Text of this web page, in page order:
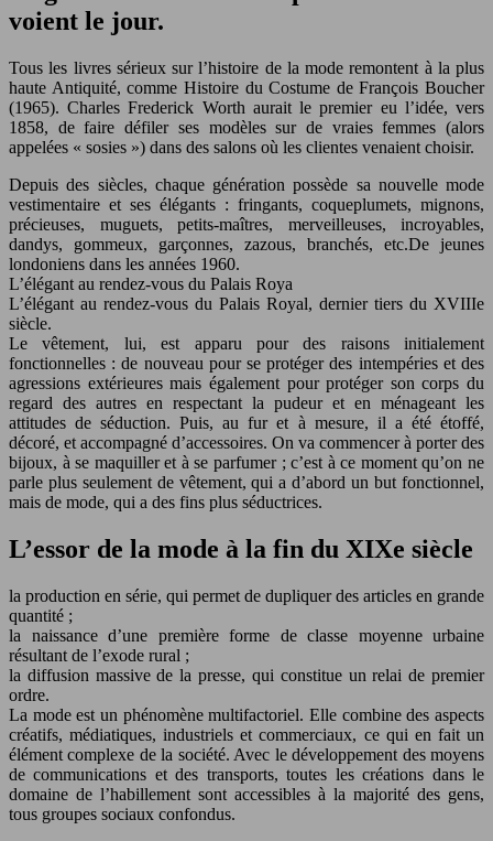
voient le jour.
Tous les livres sérieux sur l’histoire de la mode remontent à la plus
haute Antiquité, comme Histoire du Costume de François Boucher
(1965). Charles Frederick Worth aurait le premier eu l’idée, vers
1858, de faire défiler ses modèles sur de vraies femmes (alors
appelées « sosies ») dans des salons où les clientes venaient choisir.
Depuis des siècles, chaque génération possède sa nouvelle mode
vestimentaire et ses élégants : fringants, coqueplumets, mignons,
précieuses, muguets, petits-maîtres, merveilleuses, incroyables,
dandys, gommeux, garçonnes, zazous, branchés, etc.De jeunes
londoniens dans les années 1960.
L’élégant au rendez-vous du Palais Roya
L’élégant au rendez-vous du Palais Royal, dernier tiers du XVIIIe
siècle.
Le vêtement, lui, est apparu pour des raisons initialement
fonctionnelles : de nouveau pour se protéger des intempéries et des
agressions extérieures mais également pour protéger son corps du
regard des autres en respectant la pudeur et en ménageant les
attitudes de séduction. Puis, au fur et à mesure, il a été étoffé,
décoré, et accompagné d’accessoires. On va commencer à porter des
bijoux, à se maquiller et à se parfumer ; c’est à ce moment qu’on ne
parle plus seulement de vêtement, qui a d’abord un but fonctionnel,
mais de mode, qui a des fins plus séductrices.
L’essor de la mode à la fin du XIXe siècle
la production en série, qui permet de dupliquer des articles en grande
quantité ;
la naissance d’une première forme de classe moyenne urbaine
résultant de l’exode rural ;
la diffusion massive de la presse, qui constitue un relai de premier
ordre.
La mode est un phénomène multifactoriel. Elle combine des aspects
créatifs, médiatiques, industriels et commerciaux, ce qui en fait un
élément complexe de la société. Avec le développement des moyens
de communications et des transports, toutes les créations dans le
domaine de l’habillement sont accessibles à la majorité des gens,
tous groupes sociaux confondus.